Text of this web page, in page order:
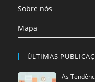
Sobre nós
Mapa
ÚLTIMAS
As